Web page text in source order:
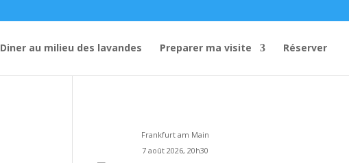
Diner au milieu des lavandes Preparer ma visite Réserver
Frankfurt am Main
7 août 2026, 20h30